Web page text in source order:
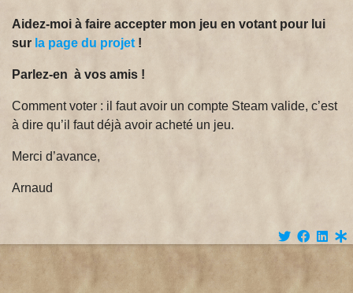
Aidez-moi à faire accepter mon jeu en votant pour lui
sur la page du projet !
Parlez-en à vos amis !
Comment voter : il faut avoir un compte Steam valide, c’est
à dire qu’il faut déjà avoir acheté un jeu.
Merci d’avance,
Arnaud